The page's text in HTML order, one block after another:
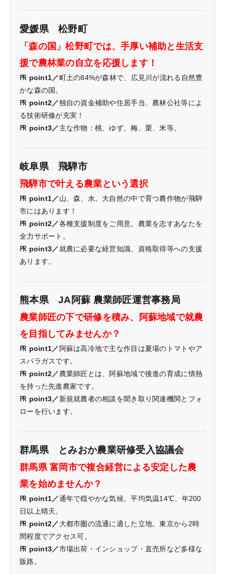
愛媛県 松野町
「森の国」松野町では、手厚い補助と生活支
援で農林業の自立を応援します！
㏚ point1／町土の84%が森林で、広見川が流れる自然豊
かな森の国。
㏚ point2／独自の資金補助や住居手当、農林公社等によ
る技術研修が充実！
㏚ point3／主な作物：桃、ゆず、梅、栗、米等。
岐阜県 飛騨市
飛騨市で叶える農業という選択
㏚ point1／山、森、水。大自然の中で育つ農作物が飛騨
市にはあります！
㏚ point2／各種支援制度をご用意。農業を志すあなたを
全力サポート。
㏚ point3／就農に必要な経営知識、資格取得等への支援
あります。
熊本県 JA阿蘇 農業師匠運営事務局
農業師匠の下で研修を積み、阿蘇地域で就農
を目指してみませんか？
㏚ point1／ 阿蘇は高冷地で主な作目は夏場のトマトやア
スパラガスです。
㏚ point2／農業師匠とは、阿蘇地域で後進の育成に情熱
を持った先進農家です。
㏚ point3／新規就農者の相談を聞き取り関連機関とフォ
ローを行います。
群馬県 とみおか農業研修受入協議会
群馬県 富岡市で複合経営による安定した農
業を始めませんか？
㏚ point1／通年で穏やかな気候。平均気温14℃、年200
日以上晴天。
㏚ point2／大都市圏の流通に適した立地。東京から2時
間程度でアクセス可。
㏚ point3／市場出荷・インショップ・直売所など多様な
販路。